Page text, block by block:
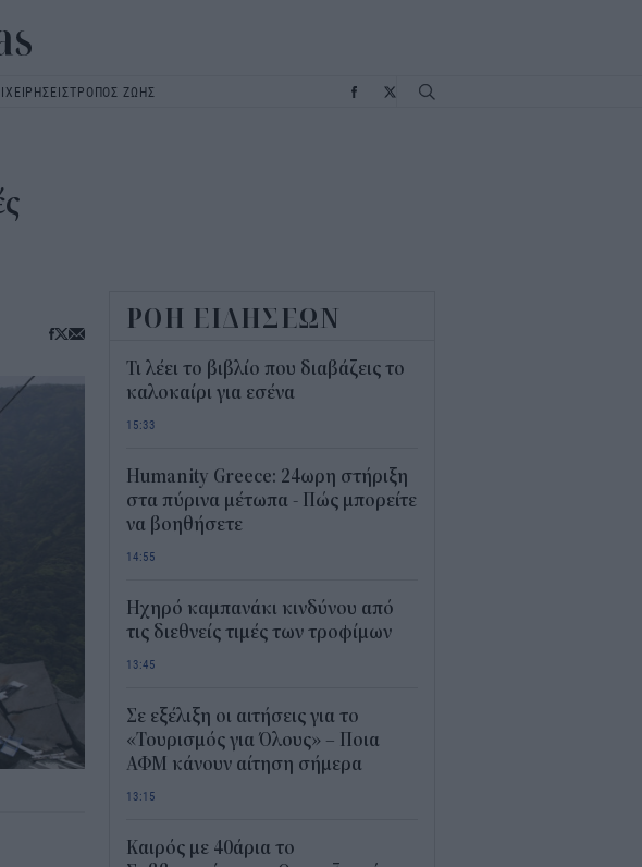
ΤΡΟΠΟΣ ΖΩΗΣ
ΡΟΗ ΕΙΔΗΣΕΩΝ
Τι λέει το βιβλίο που διαβάζεις το
καλοκαίρι για εσένα
15:33
Humanity Greece: 24ωρη στήριξη
στα πύρινα μέτωπα - Πώς μπορείτε
να βοηθήσετε
14:55
Ηχηρό καμπανάκι κινδύνου από
τις διεθνείς τιμές των τροφίμων
13:45
Σε εξέλιξη οι αιτήσεις για το
«Τουρισμός για Όλους» – Ποια
ΑΦΜ κάνουν αίτηση σήμερα
13:15
Καιρός με 40άρια το